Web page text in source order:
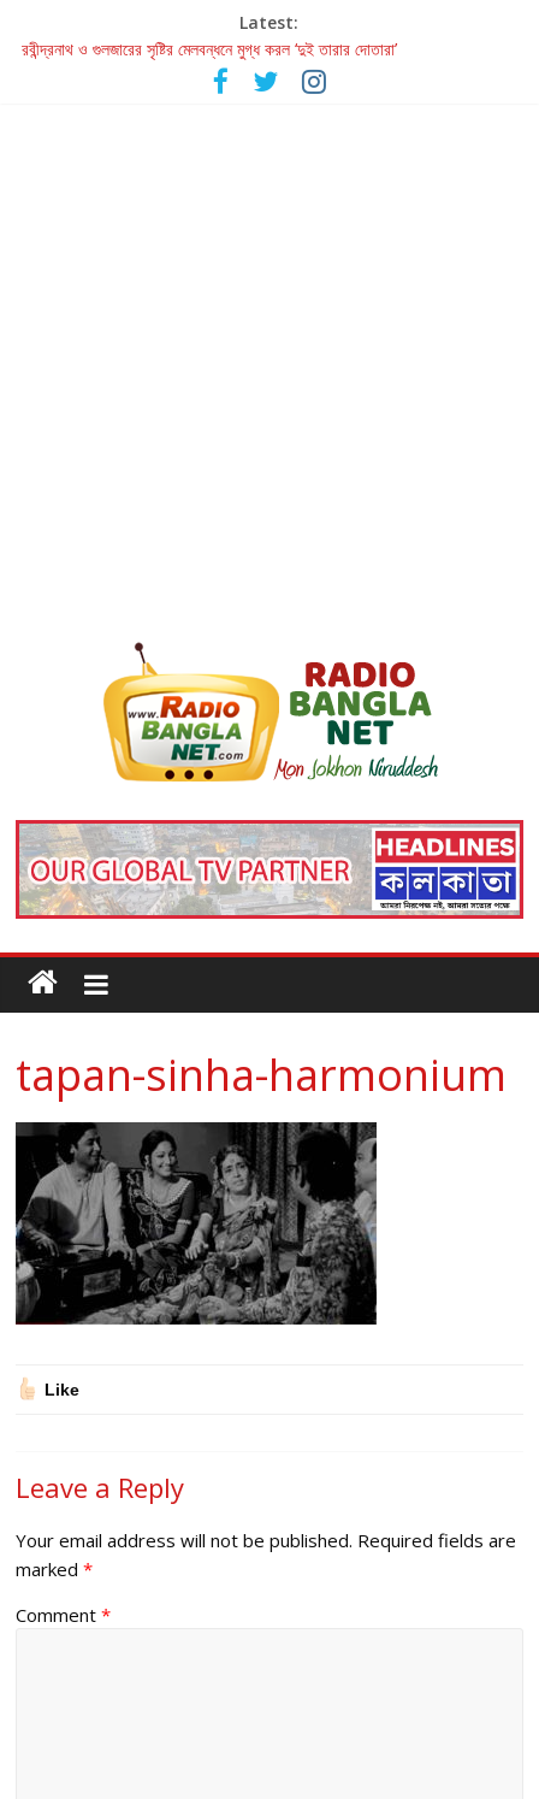
Latest:
রবীন্দ্রনাথ ও গুলজারের সৃষ্টির মেলবন্ধনে মুগ্ধ করল ‘দুই তারার দোতারা’
কলের গান থেকে রীলস্ — বাঙালির গান শোনার বিবর্তনের গল্প
জগন্নাথমঙ্গলম্ — বাংলায় প্রথমবার মঞ্চে এবার রথযাত্রার উদযাপন
tapan-sinha-harmonium
Like
Leave a Reply
Your email address will not be published. Required fields are
marked*
Comment*